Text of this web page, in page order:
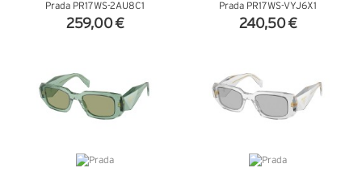
Prada PR17WS-2AU8C1
259,00 €
Prada PR17WS-VYJ6X1
240,50 €